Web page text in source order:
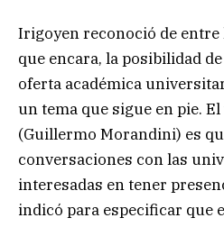
Irigoyen reconoció de
que encara, la posibilidad
oferta académica
un tema que sigue en pie.
(Guillermo Morandini) es
conversaciones con las
interesadas en tener
indicó para especificar que